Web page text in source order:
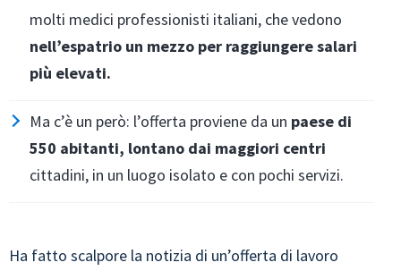
molti medici professionisti italiani, che vedono
nell’espatrio un mezzo per raggiungere salari
più elevati.
Ma c’è un però: l’offerta proviene da un paese di
550 abitanti, lontano dai maggiori centri
cittadini, in un luogo isolato e con pochi servizi.
Ha fatto scalpore la notizia di un’offerta di lavoro